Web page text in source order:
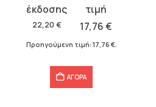
22,20 €
price
was:
22,20 €.
17,76€
τρέχουσα
τιμή
είναι:
Προηγούμενη τιμή: 17,76 €.
ΑΓΟΡΑ